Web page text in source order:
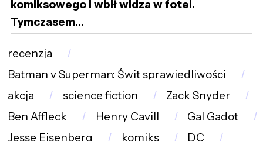
komiksowego i wbił widza w fotel.
Tymczasem…
recenzja
Batman v Superman: Świt sprawiedliwości
akcja
science fiction
Zack Snyder
Ben Affleck
Henry Cavill
Gal Gadot
Jesse Eisenberg
komiks
DC